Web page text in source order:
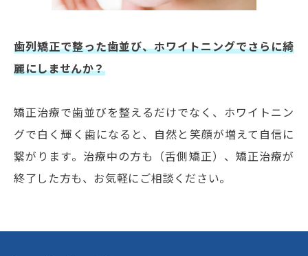
歯列矯正で整った歯並び、ホワイトニングでさらに綺
麗にしませんか？
矯正治療で歯並びを整えるだけでなく、ホワイトニン
グで白く輝く歯になると、自然と笑顔が増えて自信に
繋がります。治療中の方も（舌側矯正）、矯正治療が
終了した方も、お気軽にご相談ください。